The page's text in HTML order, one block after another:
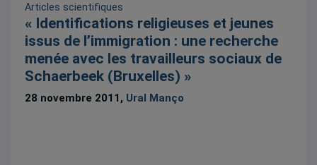
Articles scientifiques
« Identifications religieuses et jeunes
issus de l’immigration : une recherche
menée avec les travailleurs sociaux de
Schaerbeek (Bruxelles) »
28 novembre 2011, Ural Manço